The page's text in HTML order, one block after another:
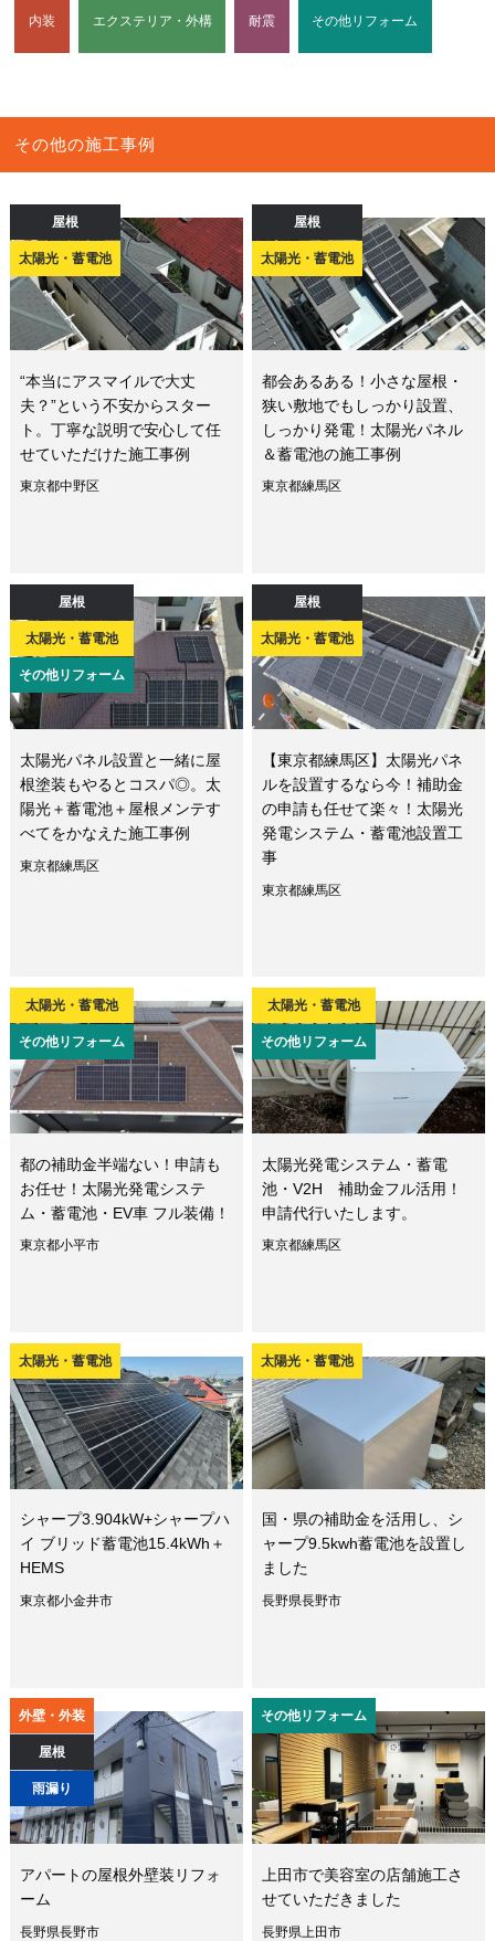
内装 エクステリア・外構 耐震 その他リフォーム
その他の施工事例
屋根
太陽光・蓄電池
“本当にアスマイルで大丈
夫？”という不安からスター
ト。丁寧な説明で安心して任
せていただけた施工事例
東京都中野区
屋根
太陽光・蓄電池
都会あるある！小さな屋根・
狭い敷地でもしっかり設置、
しっかり発電！太陽光パネル
＆蓄電池の施工事例
東京都練馬区
屋根
太陽光・蓄電池
その他リフォーム
太陽光パネル設置と一緒に屋
根塗装もやるとコスパ◎。太
陽光＋蓄電池＋屋根メンテす
べてをかなえた施工事例
東京都練馬区
屋根
太陽光・蓄電池
【東京都練馬区】太陽光パネ
ルを設置するなら今！補助金
の申請も任せて楽々！太陽光
発電システム・蓄電池設置工
事
東京都練馬区
太陽光・蓄電池
その他リフォーム
都の補助金半端ない！申請も
お任せ！太陽光発電システ
ム・蓄電池・EV車 フル装備！
東京都小平市
太陽光・蓄電池
その他リフォーム
太陽光発電システム・蓄電
池・V2H 補助金フル活用！
申請代行いたします。
東京都練馬区
太陽光・蓄電池
シャープ3.904kW+シャープハ
イ ブリッド蓄電池15.4kWh＋
HEMS
東京都小金井市
太陽光・蓄電池
国・県の補助金を活用し、シ
ャープ9.5kwh蓄電池を設置し
ました
長野県長野市
外壁・外装
屋根
雨漏り
アパートの屋根外壁装リフォ
ーム
長野県長野市
その他リフォーム
上田市で美容室の店舗施工さ
せていただきました
長野県上田市